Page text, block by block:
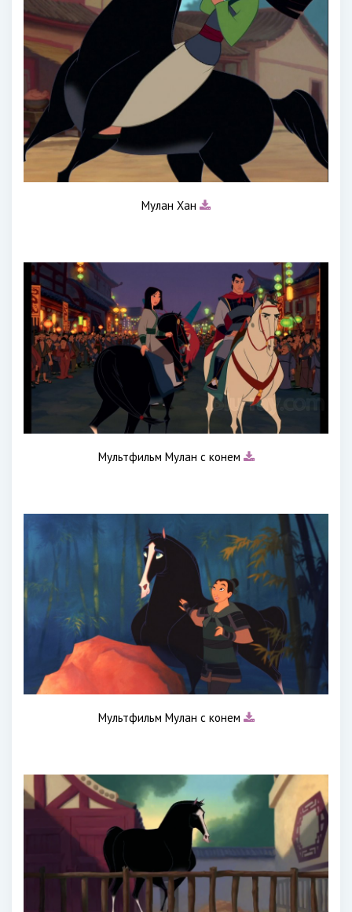
Мулан Хан
Мультфильм Мулан с конем
Мультфильм Мулан с конем